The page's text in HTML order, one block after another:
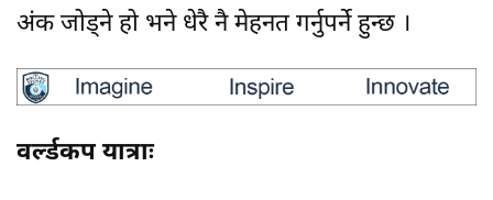
अंक जोड्ने हो भने धेरै नै मेहनत गर्नुपर्ने हुन्छ ।
वर्ल्डकप यात्राः